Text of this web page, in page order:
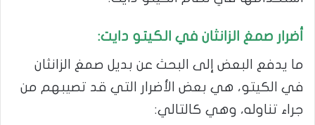
أضرار صمغ الزانثان في الكيتو دايت:
ما يدفع البعض إلى البحث عن بديل صمغ الزانثان
في الكيتو، هي بعض الأضرار التي قد تصيبهم من
جراء تناوله، وهي كالتالي: